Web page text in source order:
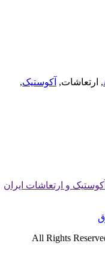
آکوستیک,
و ارتعاشات ایران